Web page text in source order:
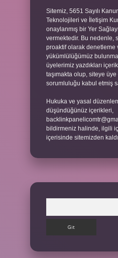
Sitemiz, 5651 Sayılı
Teknolojileri ve İletişim
onaylanmış bir Yer
vermektedir. Bu nedenle,
proaktif olarak denetleme
yükümlülüğümüz
üyelerimiz yazdıkları
taşımakta olup, siteye
sorumluluğu kabul etmiş
Hukuka ve yasal
düşündüğünüz içerikleri,
bildirmeniz halinde, ilgili
içerisinde sitemizden